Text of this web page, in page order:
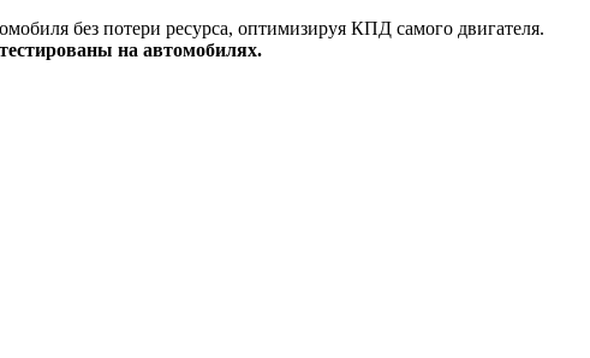
без потери ресурса, оптимизируя КПД самого двигателя.
на автомобилях.